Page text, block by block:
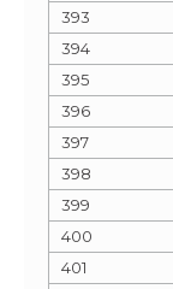
393
394
395
396
397
398
399
400
401